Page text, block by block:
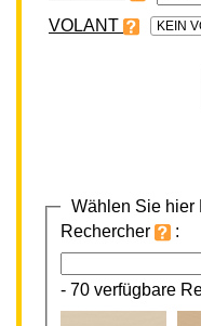
VOLANT KEIN
Wählen Sie hier
Rechercher
:
- 70 verfügbare